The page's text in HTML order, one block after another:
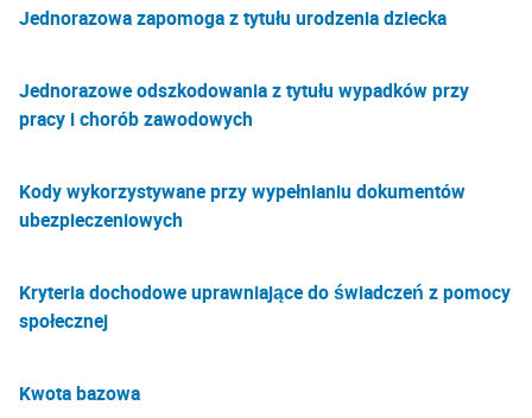
Jednorazowa zapomoga z tytułu urodzenia dziecka
Jednorazowe odszkodowania z tytułu wypadków przy
pracy i chorób zawodowych
Kody wykorzystywane przy wypełnianiu dokumentów
ubezpieczeniowych
Kryteria dochodowe uprawniające do świadczeń z pomocy
społecznej
Kwota bazowa